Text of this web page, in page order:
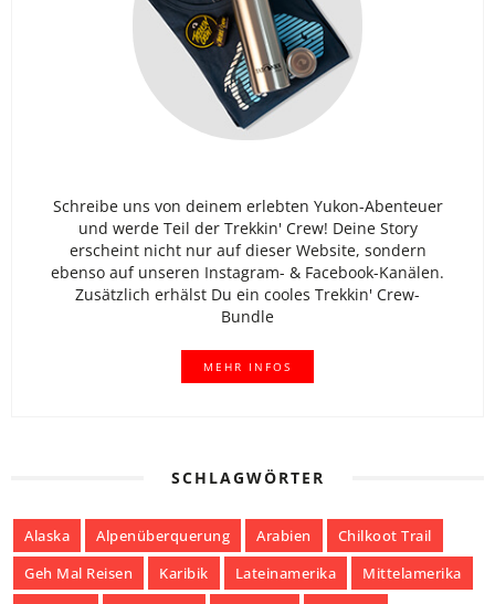
Schreibe uns von deinem erlebten Yukon-Abenteuer
und werde Teil der Trekkin' Crew! Deine Story
erscheint nicht nur auf dieser Website, sondern
ebenso auf unseren Instagram- & Facebook-Kanälen.
Zusätzlich erhälst Du ein cooles Trekkin' Crew-
Bundle
MEHR INFOS
SCHLAGWÖRTER
Alaska Alpenüberquerung Arabien
Chilkoot Trail
Geh Mal Reisen
Karibik Lateinamerika
Mittelamerika